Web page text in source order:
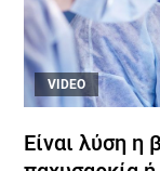
VIDEO
Είναι λύση η